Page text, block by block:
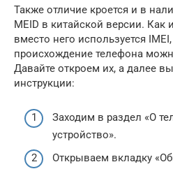
Также отличие кроется и в
MEID в китайской версии. Как
вместо него используется
происхождение телефона
Давайте откроем их, а далее
инструкции:
Заходим в раздел «О
устройство».
Открываем вкладку